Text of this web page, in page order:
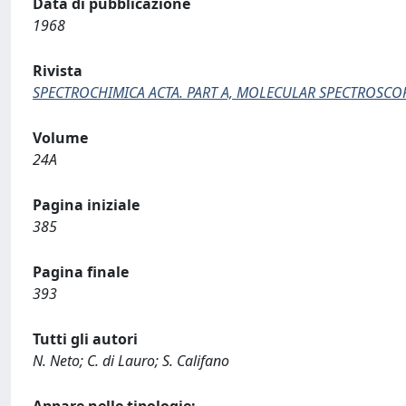
1968
Rivista
SPECTROCHIMICA ACTA. PART A, MOLECULAR
Volume
24A
Pagina iniziale
385
Pagina finale
393
Tutti gli autori
N. Neto; C. di Lauro; S. Califano